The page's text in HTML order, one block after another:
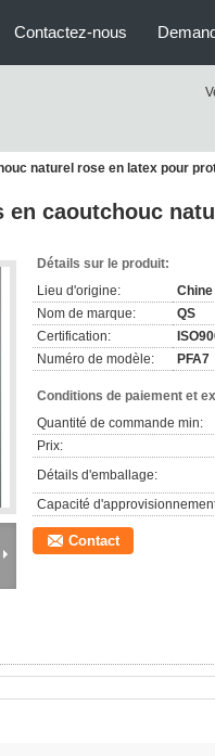
Contactez-nous
naturel rose en latex pour
caoutchouc
Détails sur le produit:
Lieu d'origine:
Chine
Nom de marque:
QS
Certification:
Numéro de modèle:
PFA7
Conditions de paiement et
Quantité de commande min:
Prix:
Détails d'emballage:
Capacité
Contact